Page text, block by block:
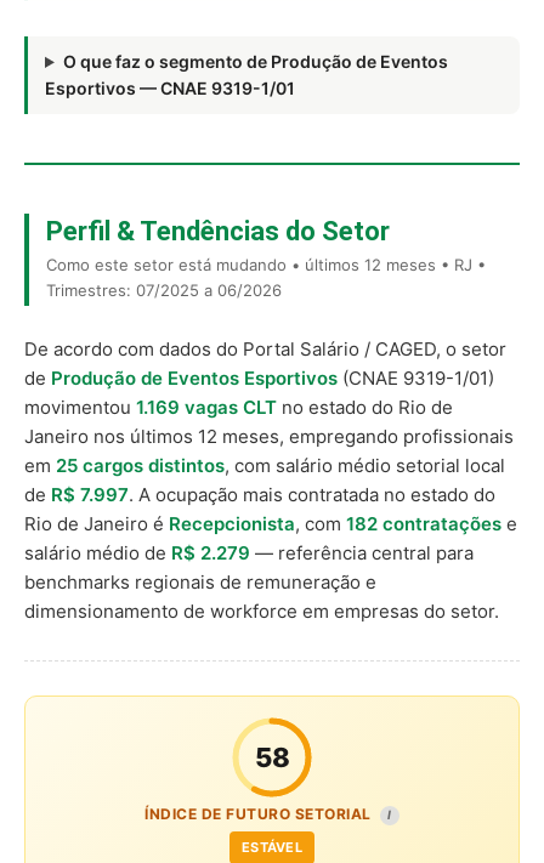
O que faz o segmento de Produção de Eventos
Esportivos — CNAE 9319-1/01
Perfil & Tendências do Setor
Como este setor está mudando • últimos 12 meses • RJ •
Trimestres: 07/2025 a 06/2026
De acordo com dados do Portal Salário / CAGED, o setor
de Produção de Eventos Esportivos (CNAE 9319-1/01)
movimentou 1.169 vagas CLT no estado do Rio de
Janeiro nos últimos 12 meses, empregando profissionais
em 25 cargos distintos, com salário médio setorial local
de R$ 7.997. A ocupação mais contratada no estado do
Rio de Janeiro é Recepcionista, com 182 contratações e
salário médio de R$ 2.279 — referência central para
benchmarks regionais de remuneração e
dimensionamento de workforce em empresas do setor.
58
ÍNDICE DE FUTURO SETORIAL I
ESTÁVEL